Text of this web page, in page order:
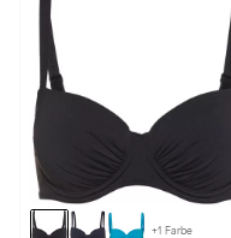
+1 Farbe